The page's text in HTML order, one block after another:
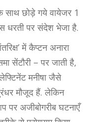
साथ छोड़े गये वायेजर 1
धरती पर संदेश भेजा है.
में कैप्टन अनारा
सेंटौरी – पर जाती है,
मनीषा जैसे
मौजूद हैं. लेकिन
पर अजीबोगरीब घटनाएँ